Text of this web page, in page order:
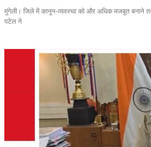
मुंगेली। जिले में कानून-व्यवस्था को और अधिक मजबूत बनाने तथा
पटेल ने